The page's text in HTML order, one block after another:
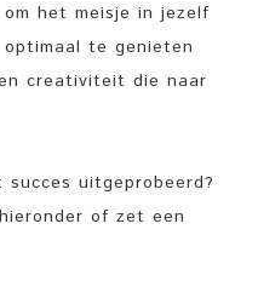
het meisje in jezelf
te genieten
creativiteit die naar
uitgeprobeerd?
of zet een